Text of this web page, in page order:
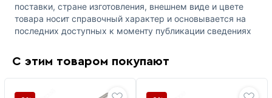
поставки, стране изготовления, внешнем виде и цвете
товара носит справочный характер и основывается на
последних доступных к моменту публикации сведениях
С этим товаром покупают